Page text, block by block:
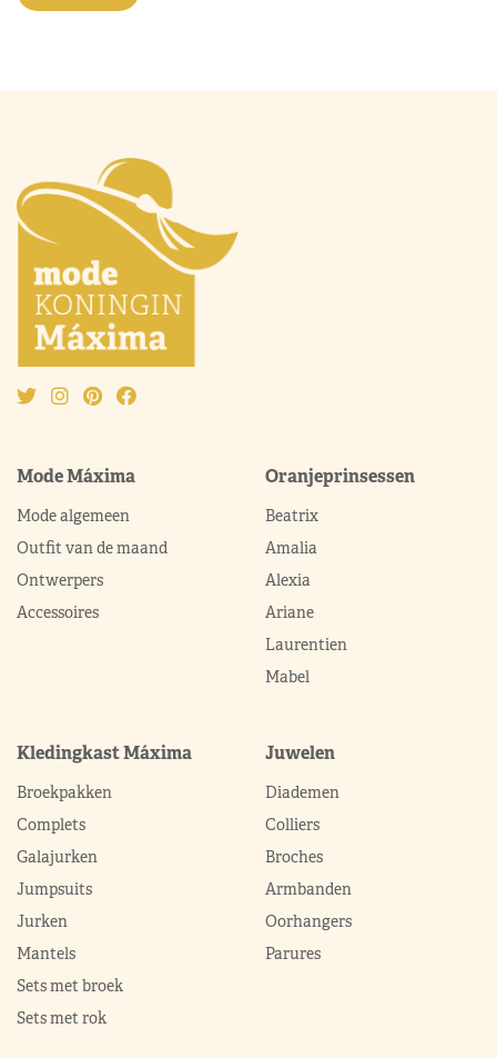
Mode Máxima
Mode algemeen
Outfit van de maand
Ontwerpers
Accessoires
Oranjeprinsessen
Beatrix
Amalia
Alexia
Ariane
Laurentien
Mabel
Kledingkast Máxima
Broekpakken
Complets
Galajurken
Jumpsuits
Jurken
Mantels
Sets met broek
Sets met rok
Juwelen
Diademen
Colliers
Broches
Armbanden
Oorhangers
Parures